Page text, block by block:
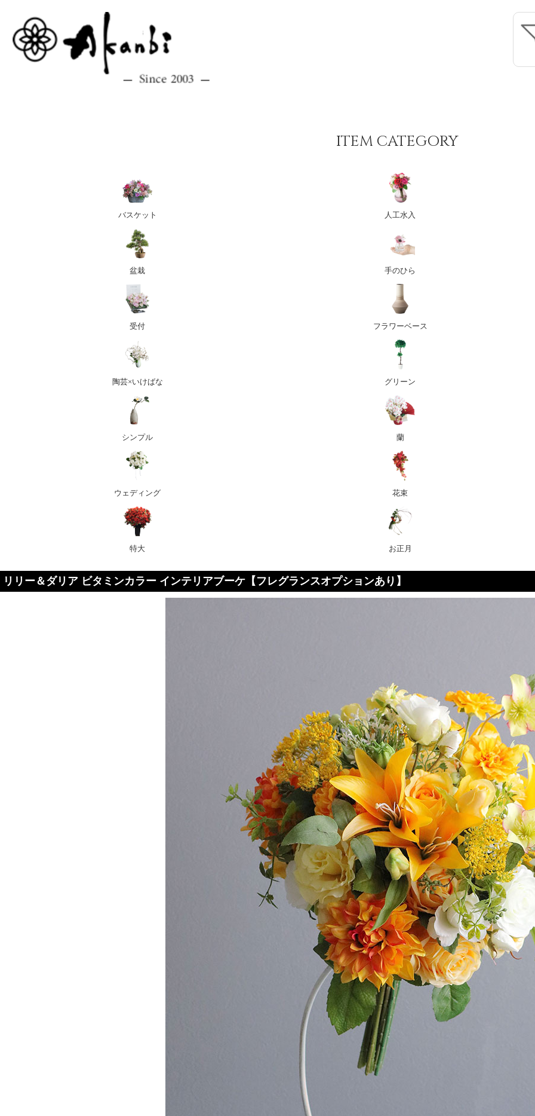
ITEM CATEGORY
バスケット 人工水入
盆栽 手のひら
受付 フラワーベース
陶芸×いけばな グリーン
シンプル 蘭
ウェディング 花束
特大 お正月
リリー＆ダリア ビタミンカラー インテリアブーケ【フレグランスオプションあり】